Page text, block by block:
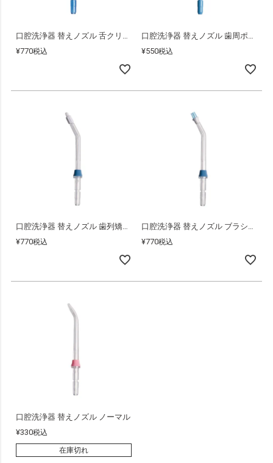
口腔洗浄器 替えノズル 舌クリーナー
¥770税込
口腔洗浄器 替えノズル 歯周ポケット用
¥550税込
口腔洗浄器 替えノズル 歯列矯正用
¥770税込
口腔洗浄器 替えノズル ブラシ付歯垢除去
¥770税込
口腔洗浄器 替えノズル ノーマル
¥330税込
在庫切れ